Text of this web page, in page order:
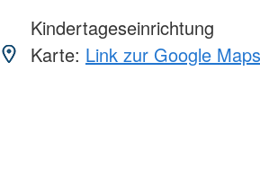
Kindertageseinrichtung
Karte: Link zur Google